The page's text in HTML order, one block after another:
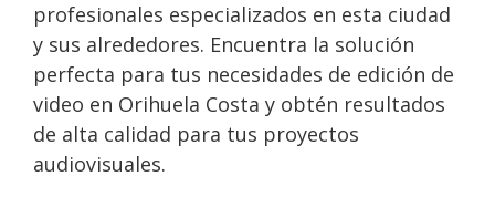
profesionales especializados en esta ciudad
y sus alrededores. Encuentra la solución
perfecta para tus necesidades de edición de
video en Orihuela Costa y obtén resultados
de alta calidad para tus proyectos
audiovisuales.